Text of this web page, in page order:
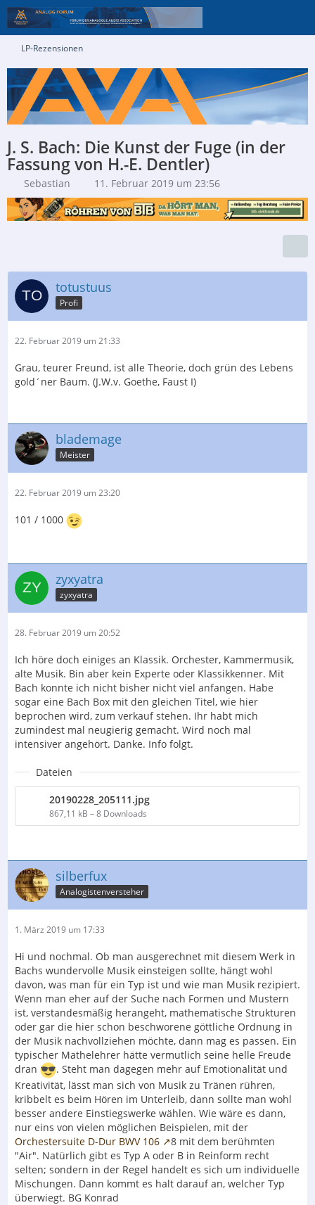
LP-Rezensionen
J. S. Bach: Die Kunst der Fuge (in der
Fassung von H.-E. Dentler)
Sebastian 11. Februar 2019 um 23:56
totustuus
Profi
22. Februar 2019 um 21:33
Grau, teurer Freund, ist alle Theorie, doch grün des Lebens
gold´ner Baum. (J.W.v. Goethe, Faust I)
blademage
Meister
22. Februar 2019 um 23:20
101 / 1000
zyxyatra
zyxyatra
28. Februar 2019 um 20:52
Ich höre doch einiges an Klassik. Orchester, Kammermusik,
alte Musik. Bin aber kein Experte oder Klassikkenner. Mit
Bach konnte ich nicht bisher nicht viel anfangen. Habe
sogar eine Bach Box mit den gleichen Titel, wie hier
beprochen wird, zum verkauf stehen. Ihr habt mich
zumindest mal neugierig gemacht. Wird noch mal
intensiver angehört. Danke. Info folgt.
Dateien
20190228_205111.jpg
867,11 kB – 8 Downloads
silberfux
Analogistenversteher
1. März 2019 um 17:33
Hi und nochmal. Ob man ausgerechnet mit diesem Werk in
Bachs wundervolle Musik einsteigen sollte, hängt wohl
davon, was man für ein Typ ist und wie man Musik rezipiert.
Wenn man eher auf der Suche nach Formen und Mustern
ist, verstandesmäßig herangeht, mathematische Strukturen
oder gar die hier schon beschworene göttliche Ordnung in
der Musik nachvollziehen möchte, dann mag es passen. Ein
typischer Mathelehrer hätte vermutlich seine helle Freude
dran
. Steht man dagegen mehr auf Emotionalität und
Kreativität, lässt man sich von Musik zu Tränen rühren,
kribbelt es beim Hören im Unterleib, dann sollte man wohl
besser andere Einstiegswerke wählen. Wie wäre es dann,
nur eins von vielen möglichen Beispielen, mit der
Orchestersuite D-Dur BWV 106
8 mit dem berühmten
"Air". Natürlich gibt es Typ A oder B in Reinform recht
selten; sondern in der Regel handelt es sich um individuelle
Mischungen. Dann kommt es halt darauf an, welcher Typ
überwiegt. BG Konrad